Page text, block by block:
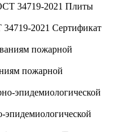
34719-2021 Плиты
Сертификат
пожарной
эпидемиологической